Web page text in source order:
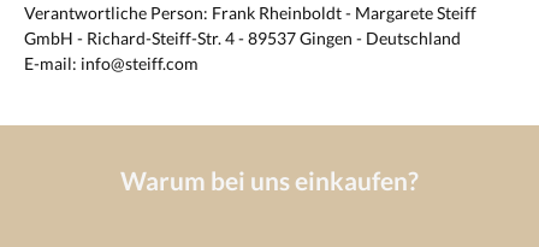
Verantwortliche Person: Frank Rheinboldt - Margarete Steiff
GmbH - Richard-Steiff-Str. 4 - 89537 Gingen - Deutschland
E-mail: info@steiff.com
Warum bei uns einkaufen?